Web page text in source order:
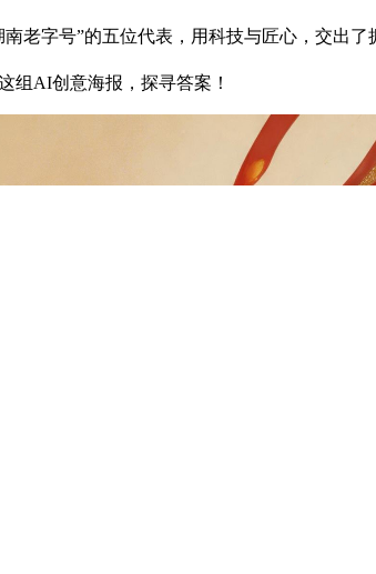
南老字号”的五位代表，用科技与匠心，交出了
组AI创意海报，探寻答案！